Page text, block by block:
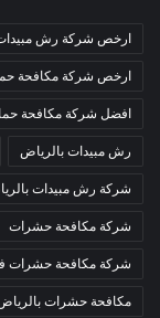
ارخص شركة رش
ارخص شركة مكافحة
افضل شركة مكافحة
رش مبيدات بالرياض
شركة رش مبيدات
شركة مكافحة حشرات
شركة مكافحة حشرات
مكافحة حشرات